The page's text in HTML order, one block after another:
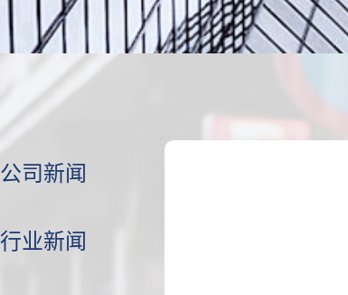
公司新闻
行业新闻